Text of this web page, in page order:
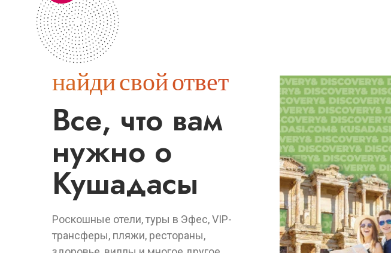
найди свой ответ
Все, что вам
нужно о
Кушадасы
Роскошные отели, туры в Эфес, VIP-
трансферы, пляжи, рестораны,